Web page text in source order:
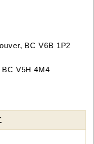
BC V6B 1P2
V5H 4M4